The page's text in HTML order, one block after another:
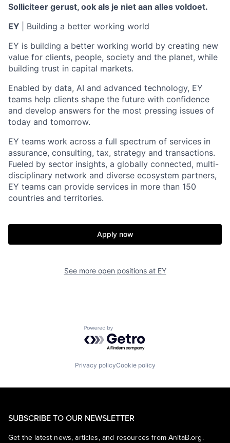
Solliciteer gerust, ook als je niet aan alles voldoet.
EY
| Building a better working world
EY is building a better working world by creating new
value for clients, people, society and the planet, while
building trust in capital markets.
Enabled by data, AI and advanced technology, EY
teams help clients shape the future with confidence
and develop answers for the most pressing issues of
today and tomorrow.
EY teams work across a full spectrum of services in
assurance, consulting, tax, strategy and transactions.
Fueled by sector insights, a globally connected, multi-
disciplinary network and diverse ecosystem partners,
EY teams can provide services in more than 150
countries and territories.
Apply now
See more open positions at EY
Powered by Getro.com
Privacy policyCookie policy
SUBSCRIBE TO OUR NEWSLETTER
Get the latest news, articles, and resources from AnitaB.org.